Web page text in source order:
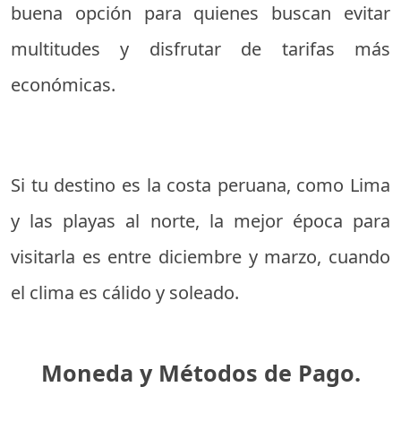
buena opción para quienes buscan evitar
multitudes y disfrutar de tarifas más
económicas.
Si tu destino es la costa peruana, como Lima
y las playas al norte, la mejor época para
visitarla es entre diciembre y marzo, cuando
el clima es cálido y soleado.
Moneda y Métodos de Pago.